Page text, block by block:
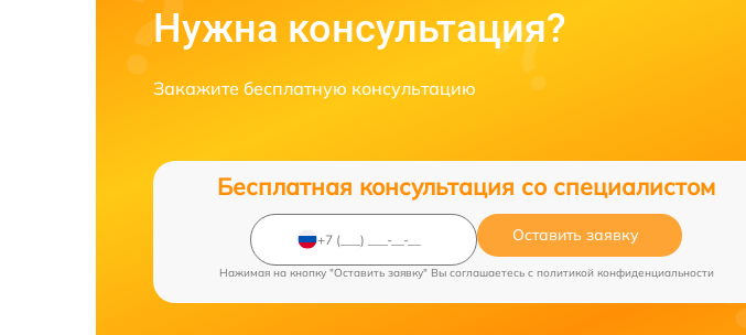
Нужна консультация?
Закажите бесплатную консультацию
Бесплатная консультация со специалистом
Оставить заявку
Нажимая на кнопку "Оставить заявку" Вы соглашаетесь c политикой конфиденциальности